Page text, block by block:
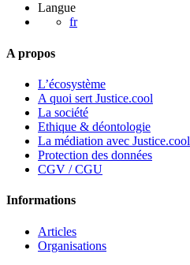
Langue
fr
A propos
L’écosystème
A quoi sert Justice.cool
La société
Ethique & déontologie
La médiation avec Justice.cool
Protection des données
CGV / CGU
Informations
Articles
Organisations